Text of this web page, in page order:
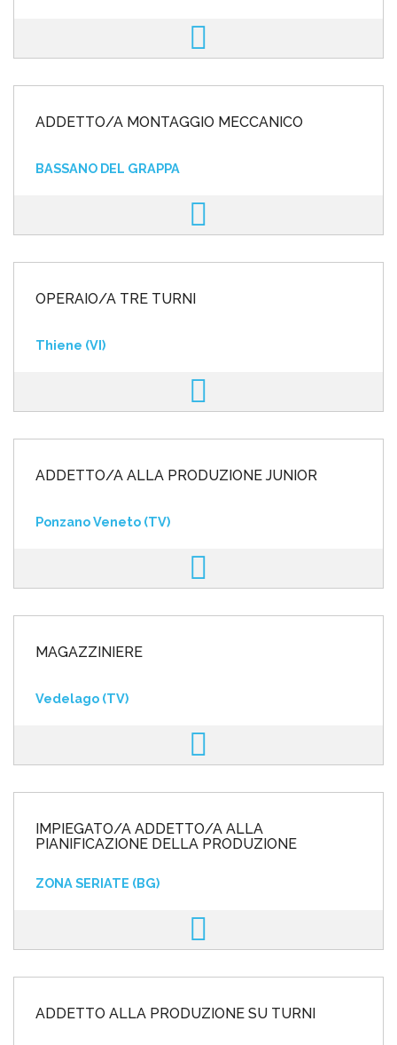
ADDETTO/A MONTAGGIO MECCANICO
BASSANO DEL GRAPPA
OPERAIO/A TRE TURNI
Thiene (VI)
ADDETTO/A ALLA PRODUZIONE JUNIOR
Ponzano Veneto (TV)
MAGAZZINIERE
Vedelago (TV)
IMPIEGATO/A ADDETTO/A ALLA
PIANIFICAZIONE DELLA PRODUZIONE
ZONA SERIATE (BG)
ADDETTO ALLA PRODUZIONE SU TURNI